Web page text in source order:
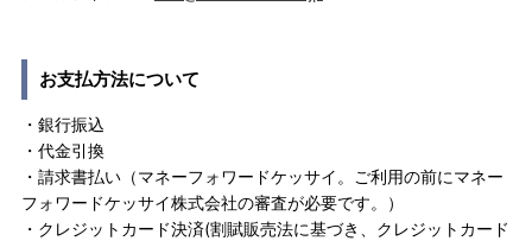
お支払方法について
・銀行振込
・代金引換
・請求書払い（マネーフォワードケッサイ。ご利用の前にマネー
フォワードケッサイ株式会社の審査が必要です。）
・クレジットカード決済(割賦販売法に基づき、クレジットカード